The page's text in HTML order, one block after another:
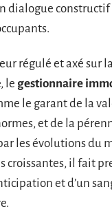
dialogue constructif
régulé et axé sur la
le gestionnaire
le garant de la
et de la
les évolutions du
croissantes, il fait
et d’un